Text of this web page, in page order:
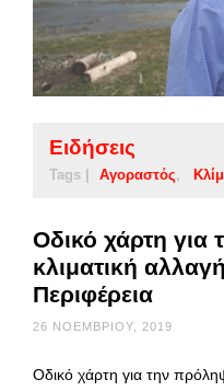
Ειδήσεις
Tags | Αγοραστός
Οδικό χάρτη
κλιματική
Περιφέρεια
26 ΝΟΕΜΒΡΊΟΥ, 2019
Οδικό χάρτη για την